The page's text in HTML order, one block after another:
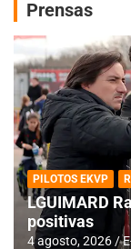
Prensas
PILOTOS EKVP
LGUIMARD
positivas
4 agosto, 2026